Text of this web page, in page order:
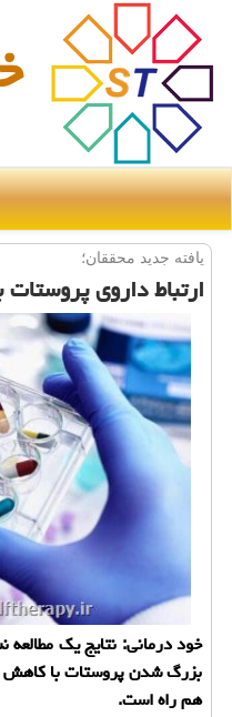
یافته جدید محققان؛
ارتباط داروی
خود درمانی: نتایج یک
بزرگ شدن پروستات با کاهش
هم راه است.